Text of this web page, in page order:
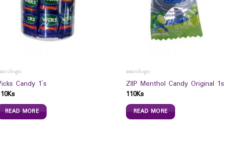
းဝါးများ
Candy 1`s
Ks
READ MORE
ဆေးဝါးများ
ZIIP Menthol Candy Original 1s
110Ks
READ MORE